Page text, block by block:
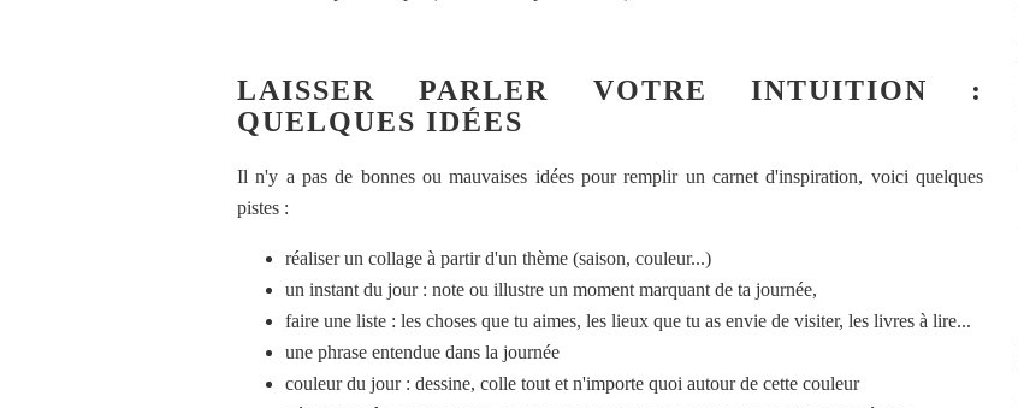
LAISSER PARLER VOTRE INTUITION :
QUELQUES IDÉES
Il n'y a pas de bonnes ou mauvaises idées pour remplir un carnet d'inspiration, voici quelques
pistes :
réaliser un collage à partir d'un thème (saison, couleur...)
un instant du jour : note ou illustre un moment marquant de ta journée,
faire une liste : les choses que tu aimes, les lieux que tu as envie de visiter, les livres à lire...
une phrase entendue dans la journée
couleur du jour : dessine, colle tout et n'importe quoi autour de cette couleur